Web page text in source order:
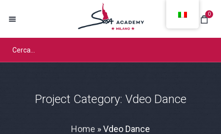
0
Project Category: Vdeo Dance
Home »Vdeo Dance